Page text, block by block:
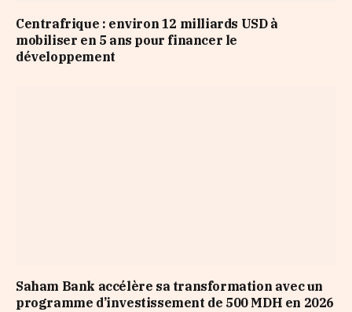
Centrafrique : environ 12 milliards USD à
mobiliser en 5 ans pour financer le
développement
Saham Bank accélère sa transformation avec un
programme d’investissement de 500 MDH en 2026